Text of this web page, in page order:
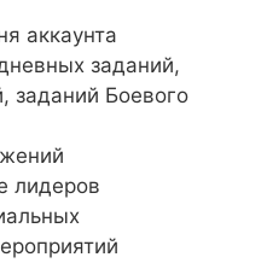
аккаунта
заданий,
заданий Боевого
лидеров